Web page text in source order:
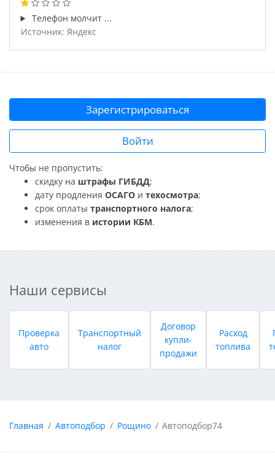
Телефон молчит ...
Источник: Яндекс
Зарегистрироваться
Войти
Чтобы не пропустить:
скидку на штрафы ГИБДД;
дату продления ОСАГО и техосмотра;
срок оплаты транспортного налога;
изменения в истории КБМ.
Наши сервисы
Проверка
авто
Транспортный
налог
Договор
купли-
продажи
Расход
топлива
Главная Автоподбор Рощино Автоподбор74